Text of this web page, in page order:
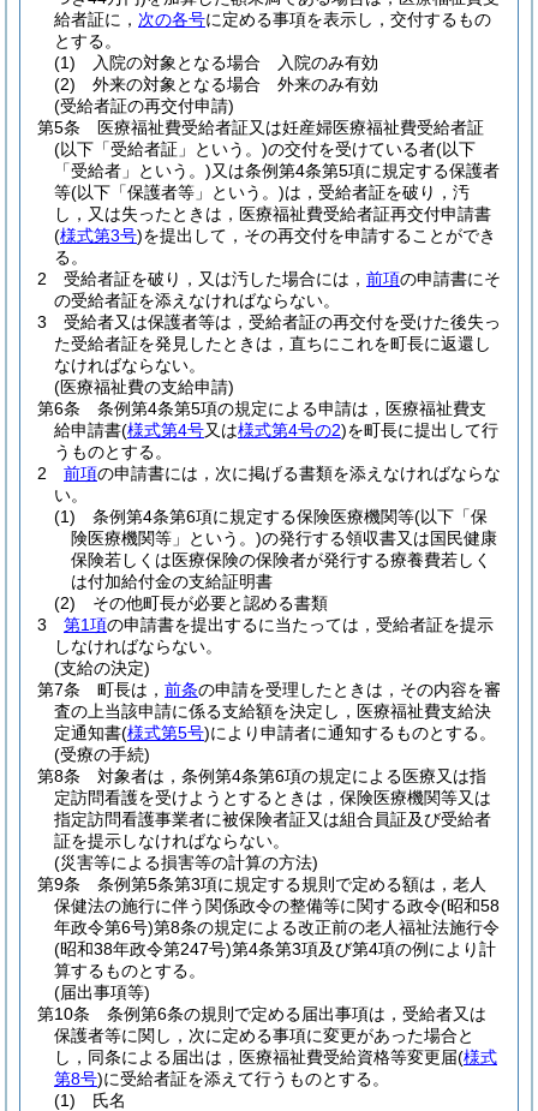
給者証に， 次の各号に定める事項を表示し，交付するもの
とする。
(1)
入院の対象となる場合 入院のみ有効
(2)
外来の対象となる場合 外来のみ有効
(受給者証の再交付申請)
第5条
医療福祉費受給者証又は妊産婦医療福祉費受給者証
(以下「受給者証」という。)の交付を受けている者(以下
「受給者」という。)又は条例第4条第5項に規定する保護者
等(以下「保護者等」という。)は，受給者証を破り，汚
し，又は失ったときは，医療福祉費受給者証再交付申請書
(様式第3号)を提出して，その再交付を申請することができ
る。
2
受給者証を破り，又は汚した場合には， 前項の申請書にそ
の受給者証を添えなければならない。
3
受給者又は保護者等は，受給者証の再交付を受けた後失っ
た受給者証を発見したときは，直ちにこれを町長に返還し
なければならない。
(医療福祉費の支給申請)
第6条
条例第4条第5項の規定による申請は，医療福祉費支
給申請書(様式第4号又は様式第4号の2)を町長に提出して行
うものとする。
2
前項の申請書には，次に掲げる書類を添えなければならな
い。
(1)
条例第4条第6項に規定する保険医療機関等(以下「保
険医療機関等」という。)の発行する領収書又は国民健康
保険若しくは医療保険の保険者が発行する療養費若しく
は付加給付金の支給証明書
(2)
その他町長が必要と認める書類
3
第1項の申請書を提出するに当たっては，受給者証を提示
しなければならない。
(支給の決定)
第7条
町長は， 前条の申請を受理したときは，その内容を審
査の上当該申請に係る支給額を決定し，医療福祉費支給決
定通知書(様式第5号)により申請者に通知するものとする。
(受療の手続)
第8条
対象者は，条例第4条第6項の規定による医療又は指
定訪問看護を受けようとするときは，保険医療機関等又は
指定訪問看護事業者に被保険者証又は組合員証及び受給者
証を提示しなければならない。
(災害等による損害等の計算の方法)
第9条
条例第5条第3項に規定する規則で定める額は，老人
保健法の施行に伴う関係政令の整備等に関する政令(昭和58
年政令第6号)第8条の規定による改正前の老人福祉法施行令
(昭和38年政令第247号)第4条第3項及び第4項の例により計
算するものとする。
(届出事項等)
第10条
条例第6条の規則で定める届出事項は，受給者又は
保護者等に関し，次に定める事項に変更があった場合と
し，同条による届出は，医療福祉費受給資格等変更届(様式
第8号)に受給者証を添えて行うものとする。
(1)
氏名